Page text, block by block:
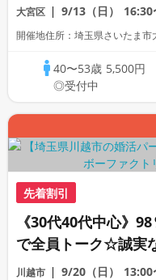
大宮区 9/13（日） 16:30
開催地住所：埼玉県さいたま
40〜53歳 5,500円
◎受付中
先着割引
《30代40代中心》
で全員トーク☆誠実
ー
川越市 9/20（日） 13:00